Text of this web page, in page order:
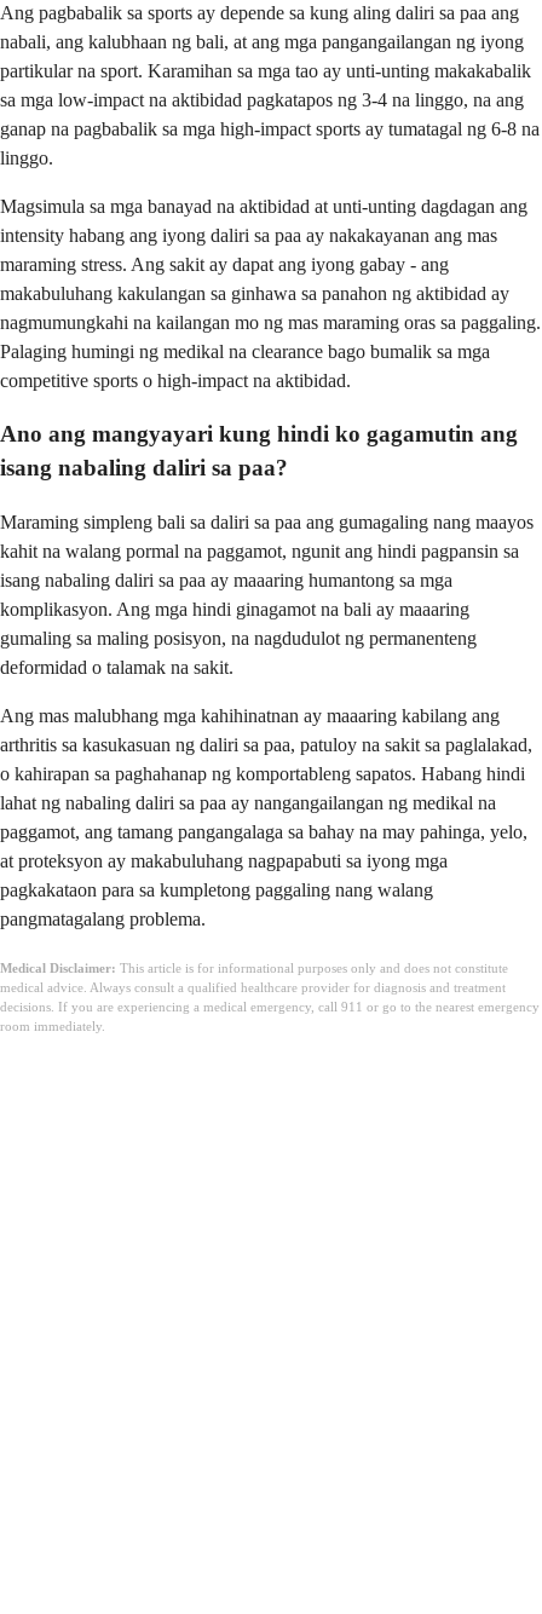
Ang pagbabalik sa sports ay depende sa kung aling daliri sa paa ang
nabali, ang kalubhaan ng bali, at ang mga pangangailangan ng iyong
partikular na sport. Karamihan sa mga tao ay unti-unting makakabalik
sa mga low-impact na aktibidad pagkatapos ng 3-4 na linggo, na ang
ganap na pagbabalik sa mga high-impact sports ay tumatagal ng 6-8 na
linggo.
Magsimula sa mga banayad na aktibidad at unti-unting dagdagan ang
intensity habang ang iyong daliri sa paa ay nakakayanan ang mas
maraming stress. Ang sakit ay dapat ang iyong gabay - ang
makabuluhang kakulangan sa ginhawa sa panahon ng aktibidad ay
nagmumungkahi na kailangan mo ng mas maraming oras sa paggaling.
Palaging humingi ng medikal na clearance bago bumalik sa mga
competitive sports o high-impact na aktibidad.
Ano ang mangyayari kung hindi ko gagamutin ang
isang nabaling daliri sa paa?
Maraming simpleng bali sa daliri sa paa ang gumagaling nang maayos
kahit na walang pormal na paggamot, ngunit ang hindi pagpansin sa
isang nabaling daliri sa paa ay maaaring humantong sa mga
komplikasyon. Ang mga hindi ginagamot na bali ay maaaring
gumaling sa maling posisyon, na nagdudulot ng permanenteng
deformidad o talamak na sakit.
Ang mas malubhang mga kahihinatnan ay maaaring kabilang ang
arthritis sa kasukasuan ng daliri sa paa, patuloy na sakit sa paglalakad,
o kahirapan sa paghahanap ng komportableng sapatos. Habang hindi
lahat ng nabaling daliri sa paa ay nangangailangan ng medikal na
paggamot, ang tamang pangangalaga sa bahay na may pahinga, yelo,
at proteksyon ay makabuluhang nagpapabuti sa iyong mga
pagkakataon para sa kumpletong paggaling nang walang
pangmatagalang problema.
Medical Disclaimer: This article is for informational purposes only and does not constitute
medical advice. Always consult a qualified healthcare provider for diagnosis and treatment
decisions. If you are experiencing a medical emergency, call 911 or go to the nearest emergency
room immediately.